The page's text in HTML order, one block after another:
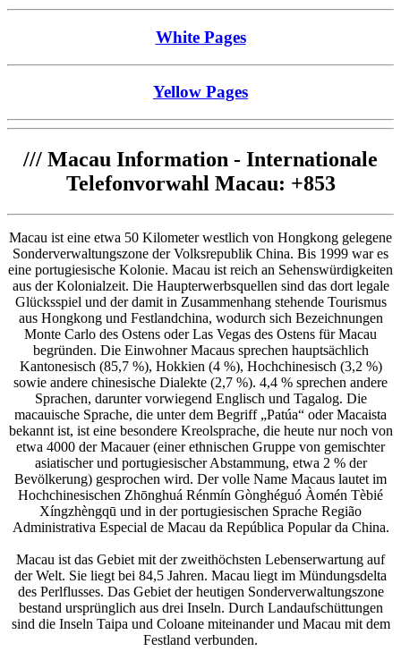
White Pages
Yellow Pages
/// Macau Information - Internationale
Telefonvorwahl Macau: +853
Macau ist eine etwa 50 Kilometer westlich von Hongkong gelegene
Sonderverwaltungszone der Volksrepublik China. Bis 1999 war es
eine portugiesische Kolonie. Macau ist reich an Sehenswürdigkeiten
aus der Kolonialzeit. Die Haupterwerbsquellen sind das dort legale
Glücksspiel und der damit in Zusammenhang stehende Tourismus
aus Hongkong und Festlandchina, wodurch sich Bezeichnungen
Monte Carlo des Ostens oder Las Vegas des Ostens für Macau
begründen. Die Einwohner Macaus sprechen hauptsächlich
Kantonesisch (85,7 %), Hokkien (4 %), Hochchinesisch (3,2 %)
sowie andere chinesische Dialekte (2,7 %). 4,4 % sprechen andere
Sprachen, darunter vorwiegend Englisch und Tagalog. Die
macauische Sprache, die unter dem Begriff „Patúa“ oder Macaista
bekannt ist, ist eine besondere Kreolsprache, die heute nur noch von
etwa 4000 der Macauer (einer ethnischen Gruppe von gemischter
asiatischer und portugiesischer Abstammung, etwa 2 % der
Bevölkerung) gesprochen wird. Der volle Name Macaus lautet im
Hochchinesischen Zhōnghuá Rénmín Gònghéguó Àomén Tèbié
Xíngzhèngqū und in der portugiesischen Sprache Região
Administrativa Especial de Macau da República Popular da China.
Macau ist das Gebiet mit der zweithöchsten Lebenserwartung auf
der Welt. Sie liegt bei 84,5 Jahren. Macau liegt im Mündungsdelta
des Perlflusses. Das Gebiet der heutigen Sonderverwaltungszone
bestand ursprünglich aus drei Inseln. Durch Landaufschüttungen
sind die Inseln Taipa und Coloane miteinander und Macau mit dem
Festland verbunden.